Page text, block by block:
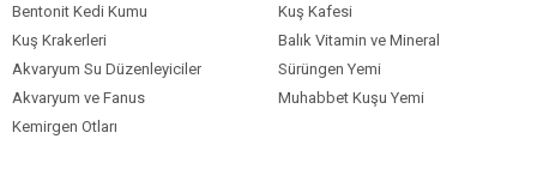
Bentonit Kedi Kumu
Kuş Kafesi
Kuş Krakerleri
Balık Vitamin ve Mineral
Akvaryum Su Düzenleyiciler
Sürüngen Yemi
Akvaryum ve Fanus
Muhabbet Kuşu Yemi
Kemirgen Otları